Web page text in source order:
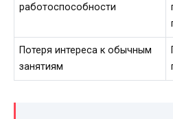
работоспособности
Потеря интереса к обычным
занятиям